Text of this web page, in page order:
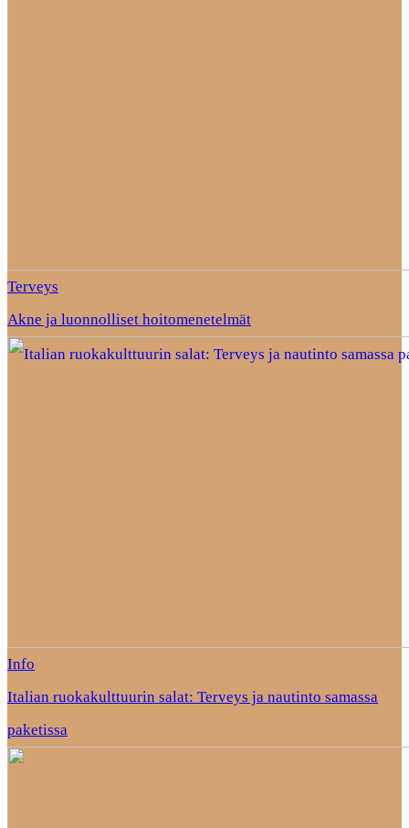
Terveys
Akne ja luonnolliset hoitomenetelmät
Info
Italian ruokakulttuurin salat: Terveys ja nautinto samassa
paketissa